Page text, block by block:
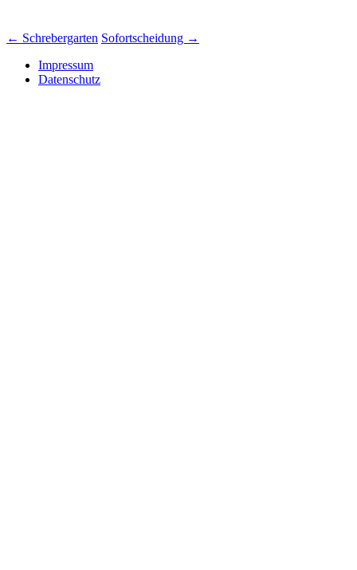
Beitrags-
Navigation
← Schrebergarten Sofortscheidung →
Impressum
Datenschutz